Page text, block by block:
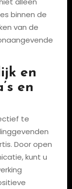
binnen de
van de
en
en
te
Door open
kunt u